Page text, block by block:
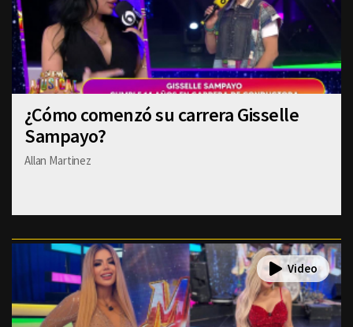
¿Cómo comenzó su carrera Gisselle
Sampayo?
Allan Martinez